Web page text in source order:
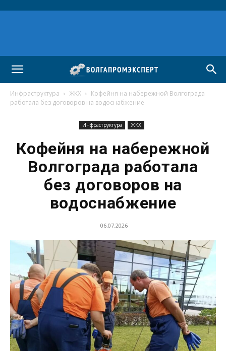
Инфраструктура ЖКХ
Кофейня на набережной Волгограда
работала без договоров на водоснабжение
Инфраструктура ЖКХ
Кофейня на набережной
Волгограда работала
без договоров на
водоснабжение
06.07.2026